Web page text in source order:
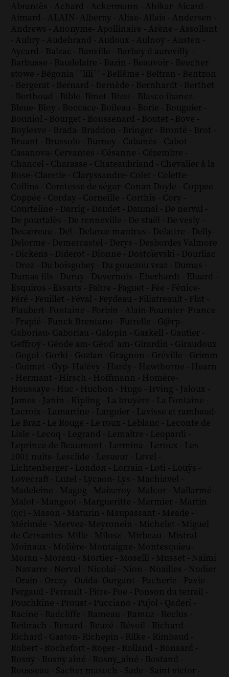
Abrantès - Achard - Ackermann - Ahikar- Aicard -
Aimard - ALAIN- Alberny - Alixe- Allais - Andersen -
Andrews - Anonyme- Apollinaire - Arène - Assollant
- Aubry - Audebrand - Audoux - Aulnoy - Austen -
Aycard - Balzac - Banville - Barbey d aurevilly -
Barbusse - Baudelaire - Bazin - Beauvoir - Beecher
stowe - Bégonia ´´lili´´ - Bellême - Beltran - Bentzon
- Bergerat - Bernard - Bernède - Bernhardt - Berthet
- Berthoud - Bible- Binet- Bizet - Blasco ibanez -
Bleue- Bloy - Boccace- Boileau - Borie - Bouguier -
Bouniol - Bourget - Boussenard - Boutet - Bove -
Boylesve - Brada- Braddon - Bringer - Brontë - Brot -
Bruant - Brussolo - Burney - Cabanès - Cabot -
Casanova- Cervantes - Césanne - Cézembre -
Chancel - Charasse - Chateaubriand - Chevalier à la
Rose- Claretie - Claryssandre- Colet - Colette-
Collins - Comtesse de ségur- Conan Doyle - Coppee -
Coppée - Corday - Corneille - Corthis - Cory -
Courteline - Darrig - Daudet - Daumal - De nerval -
De pourtalès - De renneville - De staël - De vesly -
Decarreau - Del - Delarue mardrus - Delattre - Delly-
Delorme - Demercastel - Derys - Desbordes Valmore
- Dickens - Diderot - Dionne - Dostoïevski - Dourliac
- Droz - Du boisgobey - Du gouezou vraz - Dumas -
Dumas fils - Duruy - Duvernois - Eberhardt - Eluard -
Esquiros - Essarts - Fabre - Faguet - Fée - Fénice-
Féré - Feuillet - Féval - Feydeau - Filiatreault - Flat -
Flaubert- Fontaine - Forbin - Alain-Fournier- France
- Frapié - Funck Brentano - Futrelle - G@rp-
Gaboriau- Gaboriau - Galopin - Gaskell - Gautier -
Geffroy - Géode am- Géod´am- Girardin - Giraudoux
- Gogol - Gorki - Gozlan - Gragnon - Gréville - Grimm
- Guimet - Gyp- Halévy - Hardy - Hawthorne - Hearn
- Hermant - Hirsch - Hoffmann - Homère-
Houssaye - Huc - Huchon - Hugo - Irving - Jaloux -
James - Janin - Kipling - La bruyère - La Fontaine -
Lacroix - Lamartine - Larguier - Lavisse et rambaud-
Le Braz - Le Rouge - Le roux - Leblanc - Leconte de
Lisle - Lecoq - Legrand - Lemaître - Leopardi -
Leprince de Beaumont - Lermina - Leroux - Les
1001 nuits- Lesclide - Lesueur - Level -
Lichtenberger - London - Lorrain - Loti - Louÿs -
Lovecraft - Luzel - Lycaon- Lys - Machiavel -
Madeleine - Magog - Maizeroy - Malcor - Mallarmé -
Malot - Mangeot - Margueritte - Marmier - Martin
(qc) - Mason - Maturin - Maupassant - Meade -
Mérimée - Mervez- Meyronein - Michelet - Miguel
de Cervantes- Mille - Milosz - Mirbeau - Mistral -
Moinaux - Molière- Montaigne- Montesquieu-
Moran - Moreau - Mortier - Moselli - Musset - Naïmi
- Navarre - Nerval - Nicolaï - Nion - Noailles - Nodier
- Orain - Orczy - Ouida- Ourgant - Pacherie - Pavie -
Pergaud - Perrault - Pitre- Poe - Ponson du terrail -
Pouchkine - Proust - Pucciano - Pujol - Qaderi -
Racine - Radcliffe - Rameau - Ramuz - Reclus -
Reibrach - Renard - Reuzé - Révoil - Richard -
Richard - Gaston- Richepin - Rilke - Rimbaud -
Robert - Rochefort - Roger - Rolland - Ronsard -
Rosny - Rosny aîné - Rosny_aîné - Rostand -
Rousseau - Sacher masoch - Sade - Saint victor -